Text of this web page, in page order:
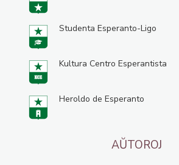
Studenta Esperanto-Ligo
Kultura Centro Esperantista
Heroldo de Esperanto
AŬTOROJ